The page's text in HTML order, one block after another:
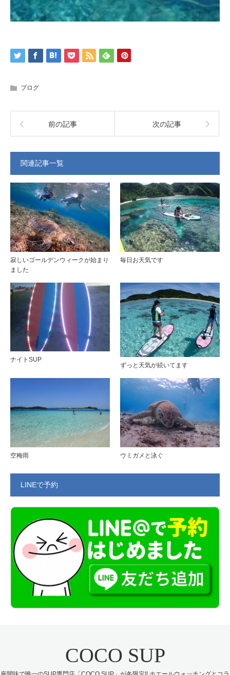
ブログ
前の記事 次の記事
関連記事一覧
寂しいゴールデンウィークが始まり
ました
毎日お天気です
ナイトSUP
ずっと天気が続いてます
空梅雨 ウミガメと泳ぐ
LINEで予約
COCO SUP